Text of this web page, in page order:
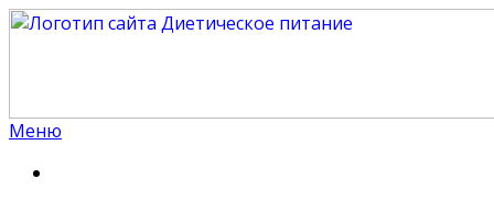
Меню